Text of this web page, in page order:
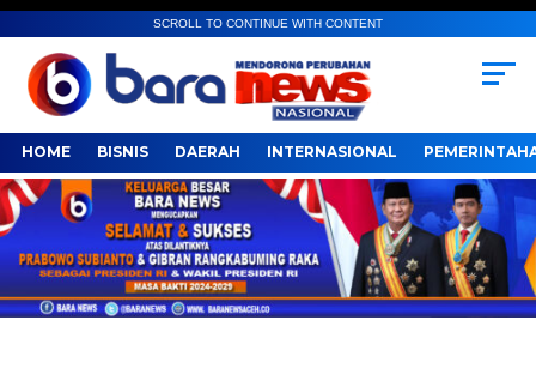
SCROLL TO CONTINUE WITH CONTENT
HOME BISNIS DAERAH INTERNASIONAL